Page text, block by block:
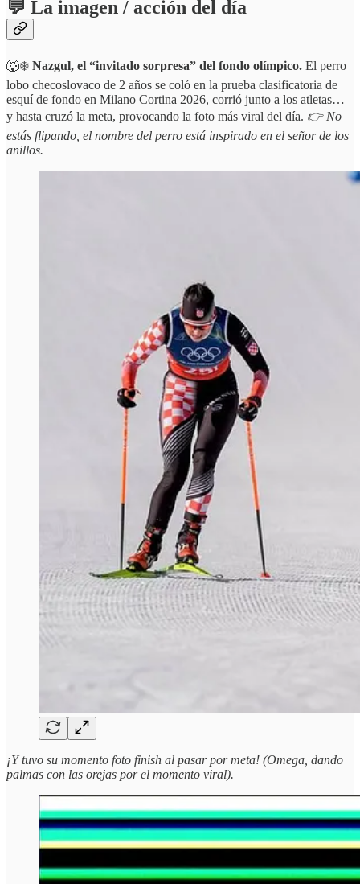
💬 La imagen / acción del día
🐺❄️ Nazgul, el “invitado sorpresa” del fondo olímpico. El perro
lobo checoslovaco de 2 años se coló en la prueba clasificatoria de
esquí de fondo en Milano Cortina 2026, corrió junto a los atletas…
y hasta cruzó la meta, provocando la foto más viral del día. 👉 No
estás flipando, el nombre del perro está inspirado en el señor de los
anillos.
¡Y tuvo su momento foto finish al pasar por meta! (Omega, dando
palmas con las orejas por el momento viral).